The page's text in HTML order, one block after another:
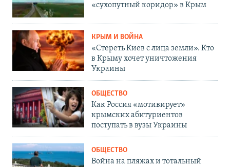
«сухопутный коридор» в Крым
КРЫМ И ВОЙНА
«Стереть Киев с лица земли». Кто
в Крыму хочет уничтожения
Украины
ОБЩЕСТВО
Как Россия «мотивирует»
крымских абитуриентов
поступать в вузы Украины
ОБЩЕСТВО
Война на пляжах и тотальный